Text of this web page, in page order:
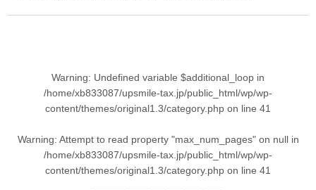
Warning: Undefined variable $additional_loop in
/home/xb833087/upsmile-tax.jp/public_html/wp/wp-
content/themes/original1.3/category.php on line 41
Warning: Attempt to read property "max_num_pages" on null in
/home/xb833087/upsmile-tax.jp/public_html/wp/wp-
content/themes/original1.3/category.php on line 41